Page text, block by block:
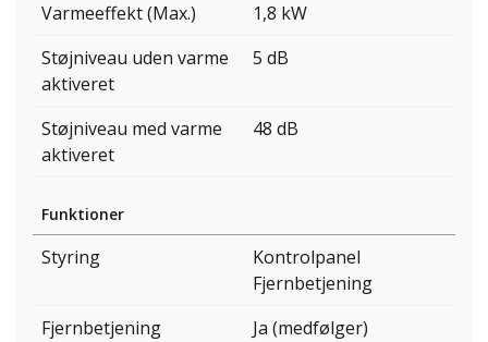
Varmeeffekt (Max.)
1,8 kW
Støjniveau uden varme
aktiveret
5 dB
Støjniveau med varme
aktiveret
48 dB
Funktioner
Styring
Kontrolpanel
Fjernbetjening
Fjernbetjening
Ja (medfølger)